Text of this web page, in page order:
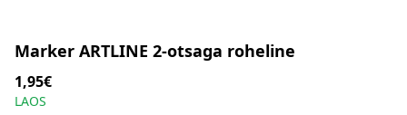
Marker ARTLINE 2-otsaga roheline
1,95€
LAOS